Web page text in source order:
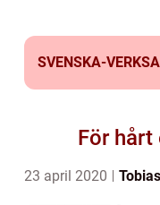
SVENSKA-
För
23 april 2020